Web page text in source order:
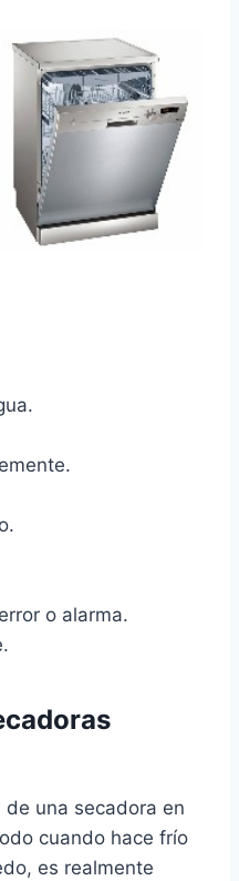
o alarma.
de una secadora en
cuando hace frío
es realmente